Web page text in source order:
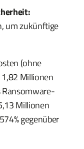
um zukünftige
(ohne
Millionen
Ransomware-
Millionen
gegenüber